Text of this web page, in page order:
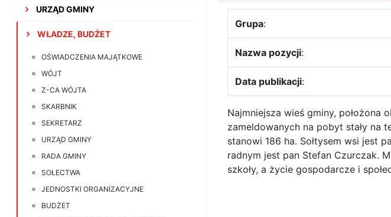
URZĄD GMINY
WŁADZE, BUDŻET
OŚWIADCZENIA MAJĄTKOWE
WÓJT
Z-CA WÓJTA
SKARBNIK
SEKRETARZ
URZĄD GMINY
RADA GMINY
SOŁECTWA
JEDNOSTKI ORGANIZACYJNE
BUDŻET
Grupa:
Nazwa pozycji:
Data publikacji:
Najmniejsza wieś gminy, położona
zameldowanych na pobyt stały na
stanowi 186 ha. Sołtysem wsi jest
radnym jest pan Stefan Czurczak.
szkoły, a życie gospodarcze i